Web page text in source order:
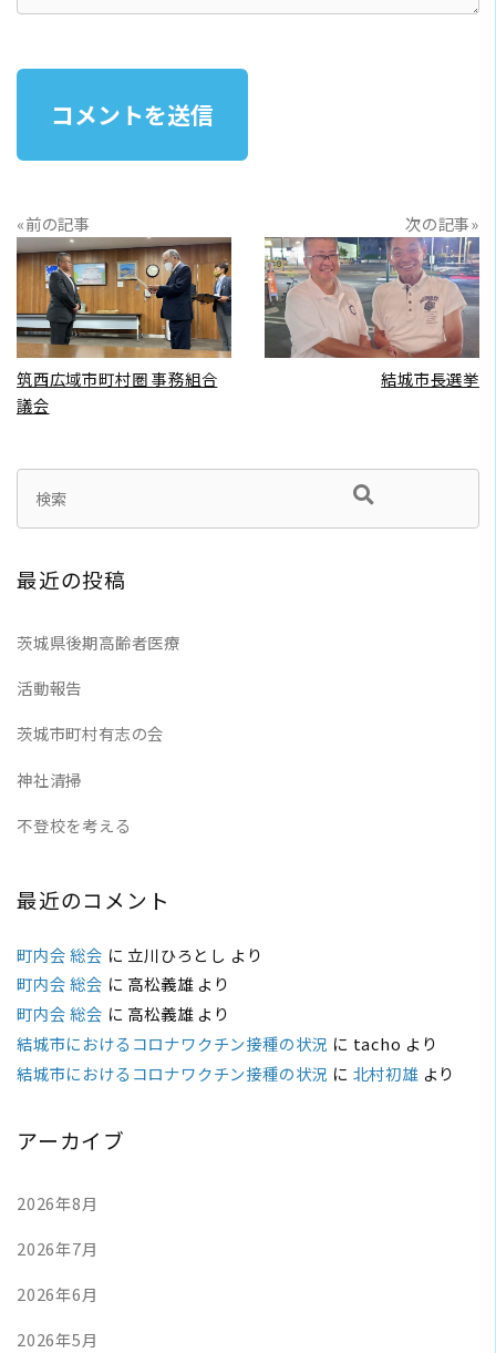
«前の記事
READ MORE
筑西広域市町村圏 事務組合
議会
次の記事»
READ MORE
結城市長選挙
最近の投稿
茨城県後期高齢者医療
活動報告
茨城市町村有志の会
神社清掃
不登校を考える
最近のコメント
町内会 総会 に 立川ひろとし より
町内会 総会 に 高松義雄より
町内会 総会 に 高松義雄より
結城市におけるコロナワクチン接種の状況 に tacho より
結城市におけるコロナワクチン接種の状況 に 北村初雄より
アーカイブ
2026年8月
2026年7月
2026年6月
2026年5月